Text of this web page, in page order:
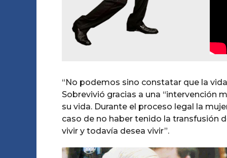
“No podemos sino constatar que la
Sobrevivió gracias a una “intervención
su vida. Durante el proceso legal la
caso de no haber tenido la transfusión
vivir y todavía desea vivir”.